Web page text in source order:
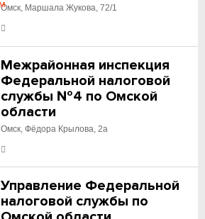
Омск, Маршала Жукова, 72/1
Межрайонная инспекция
Федеральной налоговой
службы №4 по Омской
области
Омск, Фёдора Крылова, 2а
Управление Федеральной
налоговой службы по